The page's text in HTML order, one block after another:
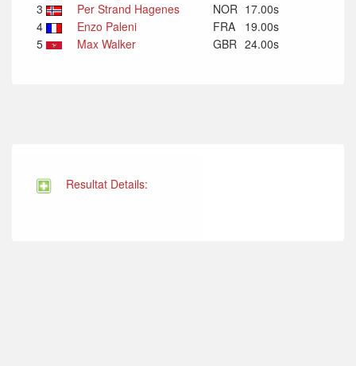
3
Per Strand Hagenes NOR 17.00s
4
Enzo Paleni FRA
19.00s
5
Max Walker GBR 24.00s
Resultat Details: